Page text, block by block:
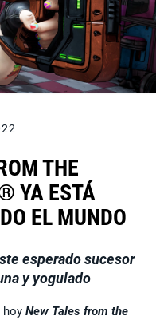
THE
YA ESTÁ
EL MUNDO
esperado sucesor
y yogulado
hoy New Tales from the